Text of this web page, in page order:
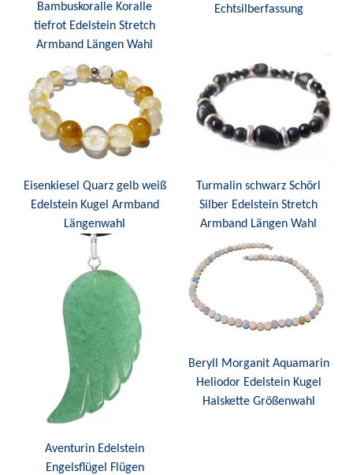
Bambuskoralle Koralle
tiefrot Edelstein Stretch
Armband Längen Wahl
Echtsilberfassung
Eisenkiesel Quarz gelb weiß
Edelstein Kugel Armband
Längenwahl
Turmalin schwarz Schörl
Silber Edelstein Stretch
Armband Längen Wahl
Aventurin Edelstein
Engelsflügel Flügen
Beryll Morganit Aquamarin
Heliodor Edelstein Kugel
Halskette Größenwahl